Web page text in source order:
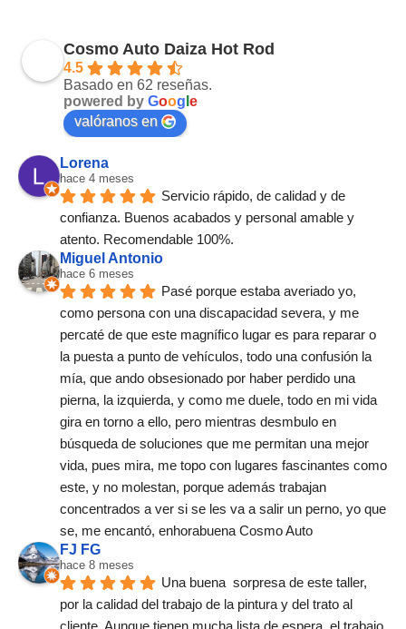
Cosmo Auto Daiza Hot Rod
4.5
Basado en 62 reseñas.
powered by Goog e
valóranos en
Lorena
hace 4 meses
Servicio rápido, de calidad y de
confianza. Buenos acabados y personal amable y
atento. Recomendable 100%.
Miguel Antonio
hace 6 meses
Pasé porque estaba averiado yo,
como persona con una discapacidad severa, y me
percaté de que este magnífico lugar es para reparar o
la puesta a punto de vehículos, todo una confusión la
mía, que ando obsesionado por haber perdido una
pierna, la izquierda, y como me duele, todo en mi vida
gira en torno a ello, pero mientras desmbulo en
búsqueda de soluciones que me permitan una mejor
vida, pues mira, me topo con lugares fascinantes como
este, y no molestan, porque además trabajan
concentrados a ver si se les va a salir un perno, yo que
se, me encantó, enhorabuena Cosmo Auto
FJ FG
hace 8 meses
Una buena  sorpresa de este taller,
por la calidad del trabajo de la pintura y del trato al
cliente. Aunque tienen mucha lista de espera, el trabajo